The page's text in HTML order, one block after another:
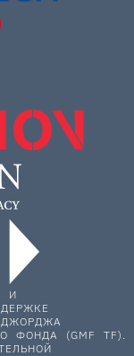
И
ФОНДА (GMF TF).